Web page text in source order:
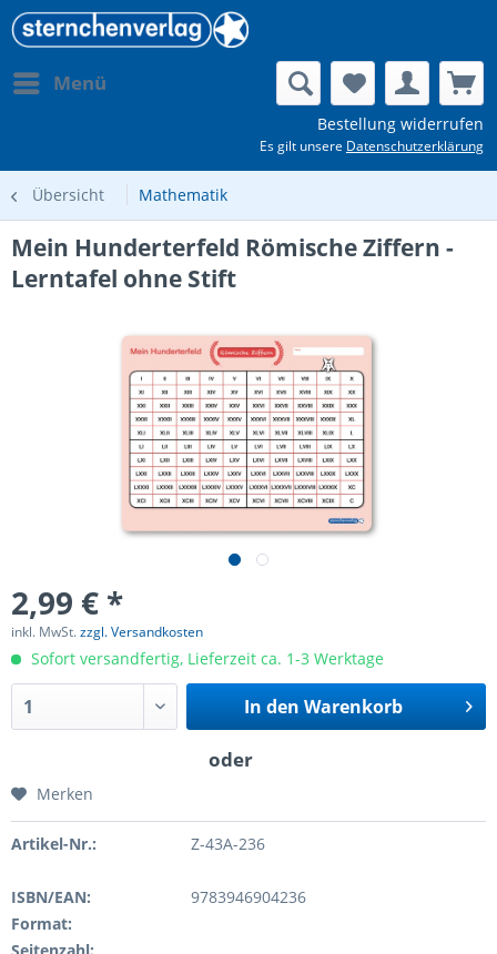
Menü
Bestellung widerrufen
Es gilt unsere Datenschutzerklärung
Übersicht Mathematik
Mein Hunderterfeld Römische Ziffern -
Lerntafel ohne Stift
2,99 € *
inkl. MwSt.zzgl. Versandkosten
Sofort versandfertig, Lieferzeit ca. 1-3 Werktage
In den Warenkorb
Merken
Artikel-Nr.: Z-43A-236
ISBN/EAN:
9783946904236
Format: